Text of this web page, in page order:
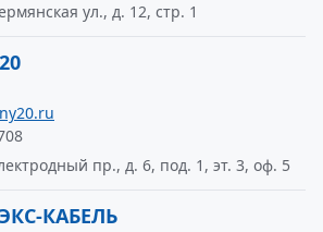
ул., д. 12, стр. 1
пр., д. 6, под. 1, эт. 3, оф. 5
КАБЕЛЬ